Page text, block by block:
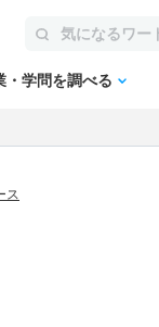
・学問を調べる
ス